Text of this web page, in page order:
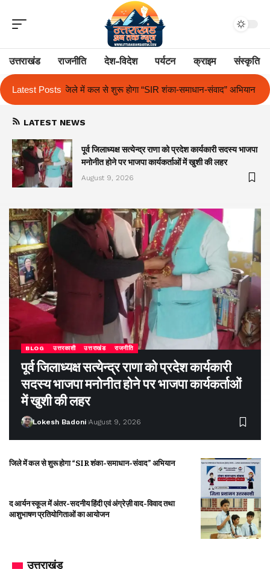
उत्तराखंड राजनीति देश-विदेश पर्यटन क्राइम संस्कृति
Latest Posts
शंका-समाधान-संवाद” अभियान द आर्यन स्कूल में अंतर-सदनीय हिंदी एवं
LATEST NEWS
पूर्व जिलाध्यक्ष सत्येन्द्र राणा को प्रदेश कार्यकारी सदस्य भाजपा
मनोनीत होने पर भाजपा कार्यकर्ताओं में खुशी की लहर
August 9, 2026
BLOG उत्तरकाशी उत्तराखंड राजनीति
पूर्व जिलाध्यक्ष सत्येन्द्र राणा को प्रदेश कार्यकारी
सदस्य भाजपा मनोनीत होने पर भाजपा कार्यकर्ताओं
में खुशी की लहर
Lokesh Badoni August 9, 2026
जिले में कल से शुरू होगा “SIR शंका-समाधान-संवाद” अभियान
द आर्यन स्कूल में अंतर-सदनीय हिंदी एवं अंग्रेज़ी वाद-विवाद तथा
आशुभाषण प्रतियोगिताओं का आयोजन
उत्तराखंड